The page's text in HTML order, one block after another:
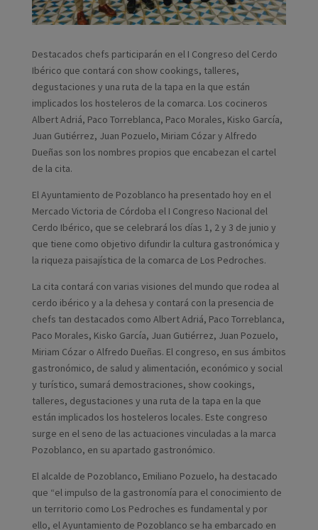
Destacados chefs participarán en el I Congreso del Cerdo
Ibérico que contará con show cookings, talleres,
degustaciones y una ruta de la tapa en la que están
implicados los hosteleros de la comarca. Los cocineros
Albert Adriá, Paco Torreblanca, Paco Morales, Kisko García,
Juan Gutiérrez, Juan Pozuelo, Miriam Cózar y Alfredo
Dueñas son los nombres propios que encabezan el cartel
de la cita.
El Ayuntamiento de Pozoblanco ha presentado hoy en el
Mercado Victoria de Córdoba el I Congreso Nacional del
Cerdo Ibérico, que se celebrará los días 1, 2 y 3 de junio y
que tiene como objetivo difundir la cultura gastronómica y
la riqueza paisajística de la comarca de Los Pedroches.
La cita contará con varias visiones del mundo que rodea al
cerdo ibérico y a la dehesa y contará con la presencia de
chefs tan destacados como Albert Adriá, Paco Torreblanca,
Paco Morales, Kisko García, Juan Gutiérrez, Juan Pozuelo,
Miriam Cózar o Alfredo Dueñas. El congreso, en sus ámbitos
gastronómico, de salud y alimentación, económico y social
y turístico, sumará demostraciones, show cookings,
talleres, degustaciones y una ruta de la tapa en la que
están implicados los hosteleros locales. Este congreso
surge en el seno de las actuaciones vinculadas a la marca
Pozoblanco, en su apartado gastronómico.
El alcalde de Pozoblanco, Emiliano Pozuelo, ha destacado
que “el impulso de la gastronomía para el conocimiento de
un territorio como Los Pedroches es fundamental y por
ello, el Ayuntamiento de Pozoblanco se ha embarcado en